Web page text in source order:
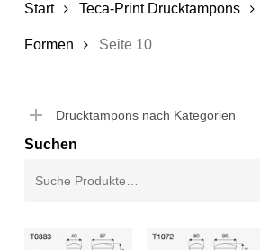
Start Teca-Print Drucktampons
Formen Seite 10
Drucktampons nach Kategorien
Suchen